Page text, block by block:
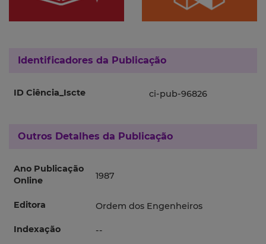
Identificadores da Publicação
ID Ciência_Iscte ci-pub-96826
Outros Detalhes da Publicação
Ano Publicação
Online
1987
Editora Ordem dos Engenheiros
Indexação --